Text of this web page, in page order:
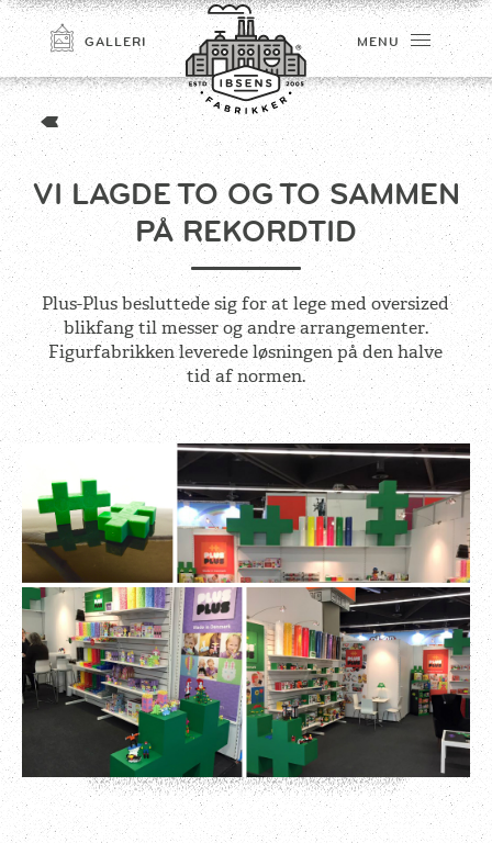
TILMELD
GALLERI MENU
VI LAGDE TO OG TO SAMMEN
PÅ REKORDTID
Plus-Plus besluttede sig for at lege med oversized
blikfang til messer og andre arrangementer.
Figurfabrikken leverede løsningen på den halve
tid af normen.